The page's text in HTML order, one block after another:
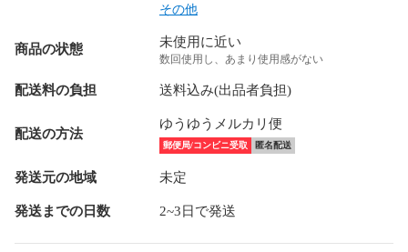
その他
商品の状態 未使用に近い
数回使用し、あまり使用感がない
配送料の負担 送料込み(出品者負担)
配送の方法
ゆうゆうメルカリ便
郵便局/コンビニ受取 匿名配送
発送元の地域 未定
発送までの日数 2~3日で発送